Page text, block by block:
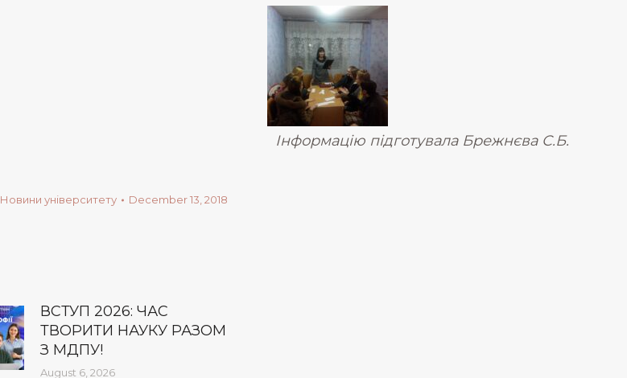
Інформацію підготувала Брежнєва С.Б.
Новини університету December 13, 2018
ВСТУП 2026: ЧАС
ТВОРИТИ НАУКУ РАЗОМ
З МДПУ!
August 6, 2026